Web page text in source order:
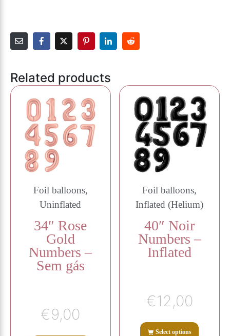
Related products
Foil balloons,
Uninflated
34″ Rose
Gold
Numbers –
Sem gás
€9,00
Foil balloons,
Inflated (Helium)
40″ Noir
Numbers –
Inflated
€12,00
Select options